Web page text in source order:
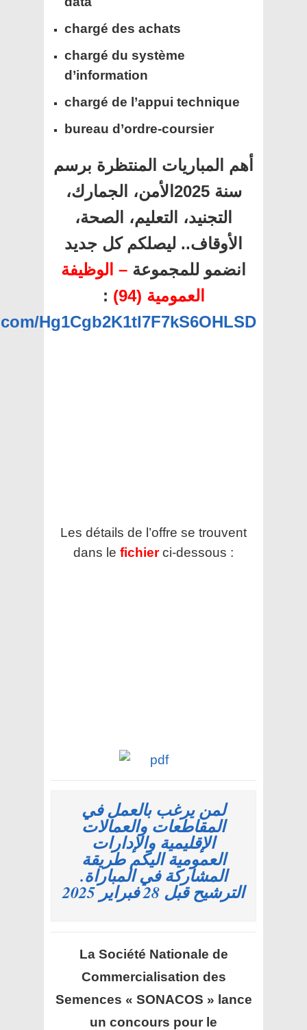
chargé des achats
chargé du système
d’information
chargé de l’appui technique
bureau d’ordre-coursier
أهم المباريات المنتظرة برسم
سنة 2025الأمن، الجمارك،
التجنيد، التعليم، الصحة،
الأوقاف.. ليصلكم كل جديد
انضمو للمجموعة – الوظيفة
العمومية (94)
:
Hg1Cgb2K1tl7F7kS6OHLSD
Les détails de l’offre se trouvent
dans le fichier ci-dessous :
لمن يرغب بالعمل في
المقاطعات والعمالات
الإقليمية والإدارات
العمومية اليكم طريقة
المشاركة في المباراة.
الترشيح قبل 28 فبراير 2025
La Société Nationale de
Commercialisation des
Semences « SONACOS » lance
un concours pour le